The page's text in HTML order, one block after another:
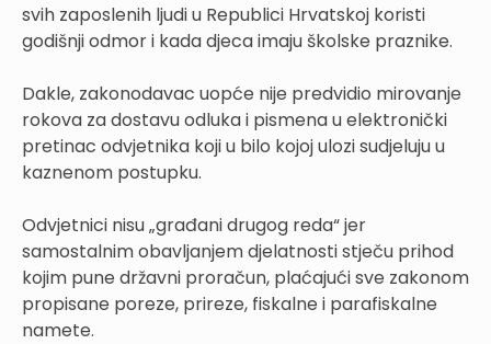
svih zaposlenih ljudi u Republici Hrvatskoj koristi
godišnji odmor i kada djeca imaju školske praznike.
Dakle, zakonodavac uopće nije predvidio mirovanje
rokova za dostavu odluka i pismena u elektronički
pretinac odvjetnika koji u bilo kojoj ulozi sudjeluju u
kaznenom postupku.
Odvjetnici nisu „građani drugog reda“ jer
samostalnim obavljanjem djelatnosti stječu prihod
kojim pune državni proračun, plaćajući sve zakonom
propisane poreze, prireze, fiskalne i parafiskalne
namete.